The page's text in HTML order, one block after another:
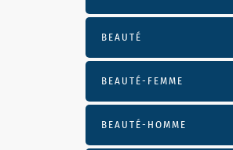
BEAUTÉ
BEAUTÉ-FEMME
BEAUTÉ-HOMME